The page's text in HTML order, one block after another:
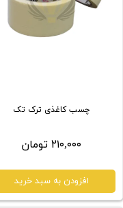
چسب کاغذی ترک تک
۲۱۰,۰۰۰ تومان
افزودن به سبد خرید